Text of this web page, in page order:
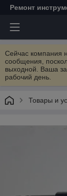
Ремонт
Сейчас компания
сообщения,
выходной. Ваша
рабочий день.
Товары и